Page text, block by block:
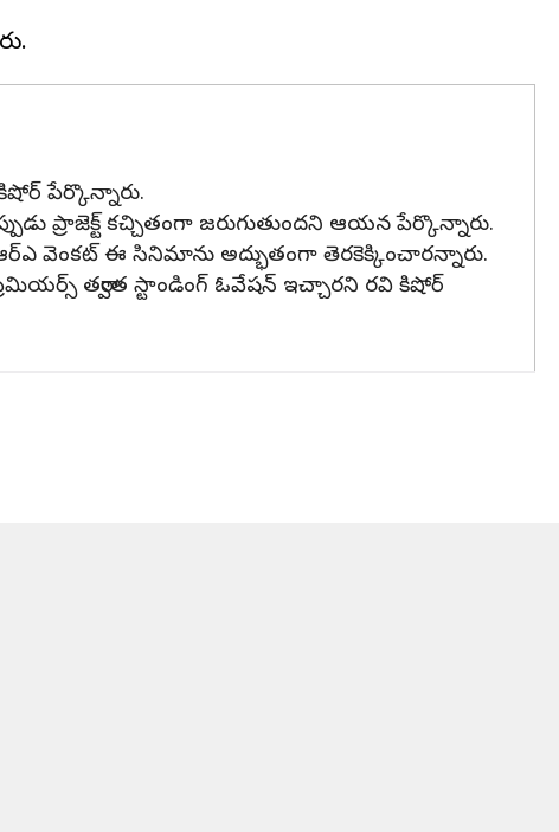
పేర్కొన్నారు.
ప్రాజెక్ట్ కచ్చితంగా జరుగుతుందని ఆయన పేర్కొన్నారు.
వెంకట్ ఈ సినిమాను అద్భుతంగా తెరకెక్కించారన్నారు.
తర్వాత స్టాండింగ్ ఓవేషన్ ఇచ్చారని రవి కిషోర్